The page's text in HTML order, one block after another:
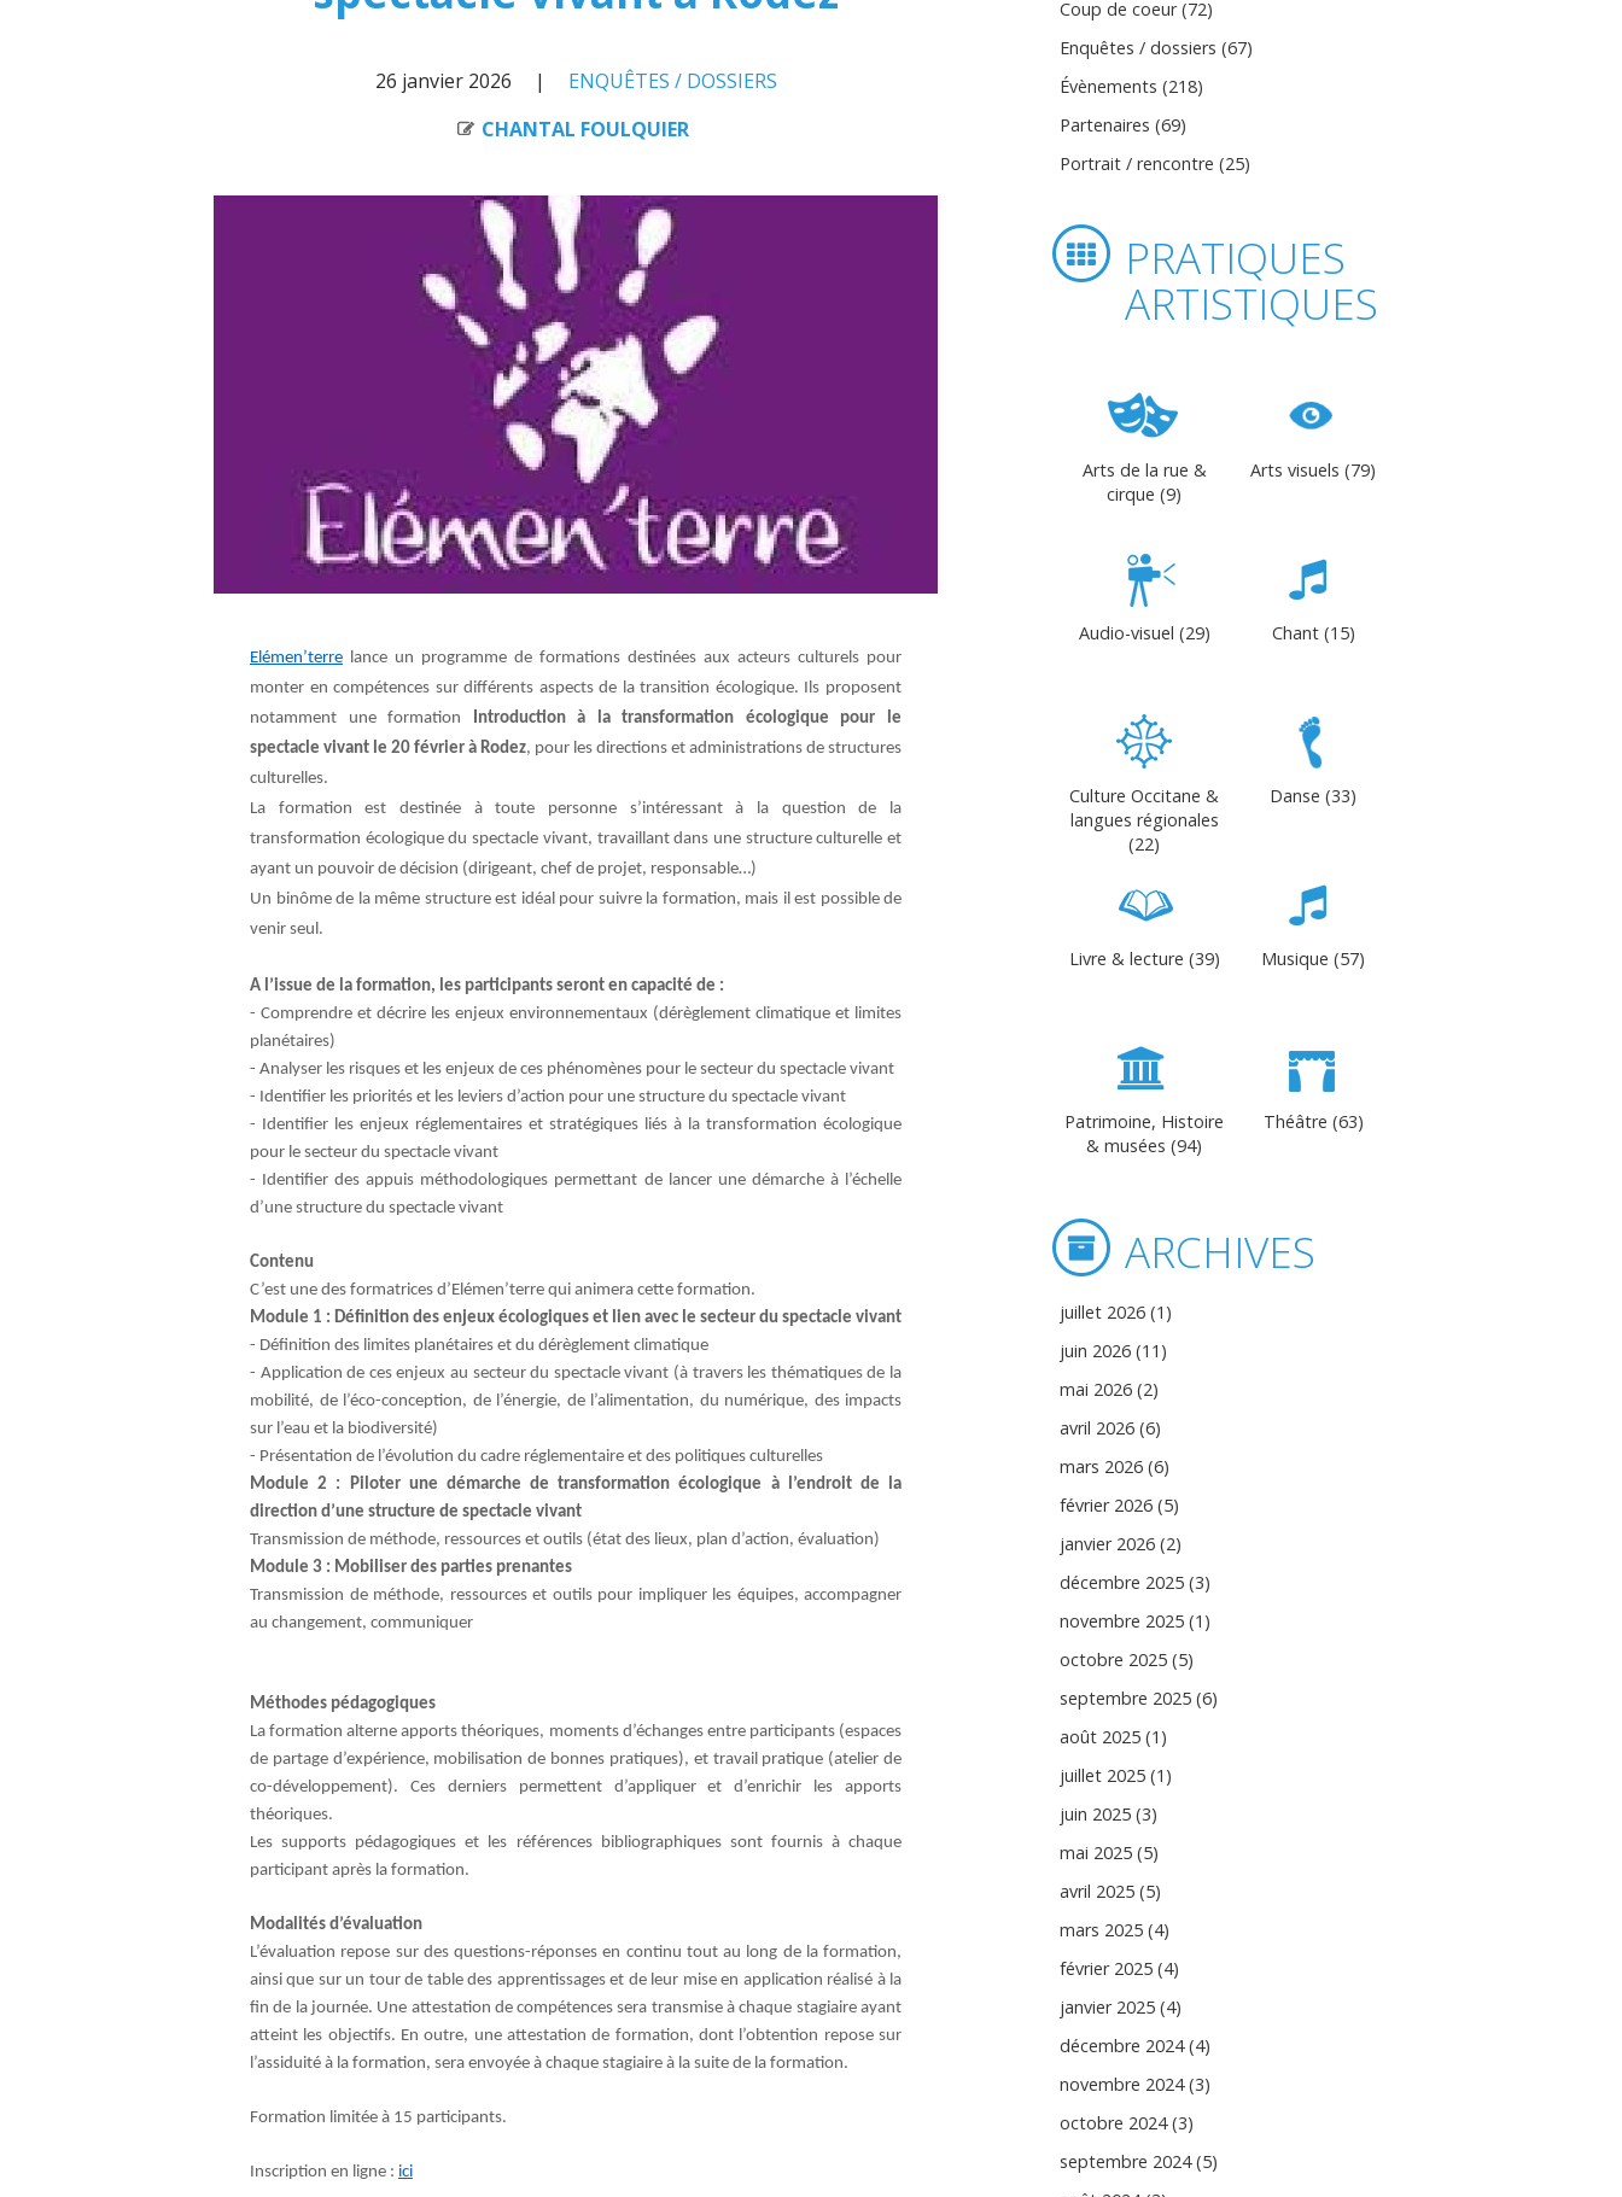
26 janvier 2026
ENQUÊTES / DOSSIERS
CHANTAL FOULQUIER
Elémen’terre lance un programme de formations destinées aux acteurs culturels pour
monter en compétences sur différents aspects de la transition écologique. Ils proposent
notamment une formation Introduction à la transformation écologique pour le
spectacle vivant le 20 février à Rodez, pour les directions et administrations de structures
culturelles.
La formation est destinée à toute personne s’intéressant à la question de la
transformation écologique du spectacle vivant, travaillant dans une structure culturelle et
ayant un pouvoir de décision (dirigeant, chef de projet, responsable…)
Un binôme de la même structure est idéal pour suivre la formation, mais il est possible de
venir seul.
A l’issue de la formation, les participants seront en capacité de :
- Comprendre et décrire les enjeux environnementaux (dérèglement climatique et limites
planétaires)
- Analyser les risques et les enjeux de ces phénomènes pour le secteur du spectacle vivant
- Identifier les priorités et les leviers d’action pour une structure du spectacle vivant
- Identifier les enjeux réglementaires et stratégiques liés à la transformation écologique
pour le secteur du spectacle vivant
- Identifier des appuis méthodologiques permettant de lancer une démarche à l’échelle
d’une structure du spectacle vivant
Contenu
C’est une des formatrices d’Elémen’terre qui animera cette formation.
Module 1 : Définition des enjeux écologiques et lien avec le secteur du spectacle vivant
- Définition des limites planétaires et du dérèglement climatique
- Application de ces enjeux au secteur du spectacle vivant (à travers les thématiques de la
mobilité, de l’éco-conception, de l’énergie, de l’alimentation, du numérique, des impacts
sur l’eau et la biodiversité)
- Présentation de l’évolution du cadre réglementaire et des politiques culturelles
Module 2 : Piloter une démarche de transformation écologique à l’endroit de la
direction d’une structure de spectacle vivant
Transmission de méthode, ressources et outils (état des lieux, plan d’action, évaluation)
Module 3 : Mobiliser des parties prenantes
Transmission de méthode, ressources et outils pour impliquer les équipes, accompagner
au changement, communiquer
Méthodes pédagogiques
La formation alterne apports théoriques, moments d’échanges entre participants (espaces
de partage d’expérience, mobilisation de bonnes pratiques), et travail pratique (atelier de
co-développement). Ces derniers permettent d’appliquer et d’enrichir les apports
théoriques.
Les supports pédagogiques et les références bibliographiques sont fournis à chaque
participant après la formation.
Modalités d’évaluation
L’évaluation repose sur des questions-réponses en continu tout au long de la formation,
ainsi que sur un tour de table des apprentissages et de leur mise en application réalisé à la
fin de la journée. Une attestation de compétences sera transmise à chaque stagiaire ayant
atteint les objectifs. En outre, une attestation de formation, dont l’obtention repose sur
l’assiduité à la formation, sera envoyée à chaque stagiaire à la suite de la formation.
Formation limitée à 15 participants.
Inscription en ligne : ici
Coup de coeur (72)
Enquêtes / dossiers (67)
Évènements (218)
Partenaires (69)
Portrait / rencontre (25)
PRATIQUES
ARTISTIQUES
Arts de la rue &
cirque (9)
Arts visuels (79)
Audio-visuel (29) Chant (15)
Culture Occitane &
langues régionales
(22)
Danse (33)
Livre & lecture (39) Musique (57)
Patrimoine, Histoire
& musées (94)
Théâtre (63)
ARCHIVES
juillet 2026 (1)
juin 2026 (11)
mai 2026 (2)
avril 2026 (6)
mars 2026 (6)
février 2026 (5)
janvier 2026 (2)
décembre 2025 (3)
novembre 2025 (1)
octobre 2025 (5)
septembre 2025 (6)
août 2025 (1)
juillet 2025 (1)
juin 2025 (3)
mai 2025 (5)
avril 2025 (5)
mars 2025 (4)
février 2025 (4)
janvier 2025 (4)
décembre 2024 (4)
novembre 2024 (3)
octobre 2024 (3)
septembre 2024 (5)